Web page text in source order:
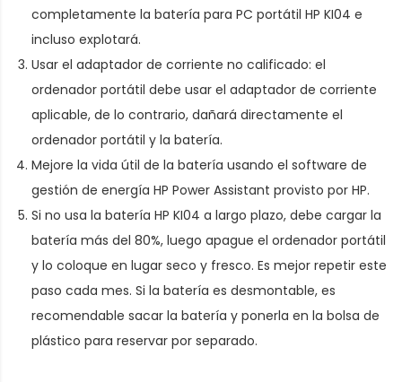
completamente la batería para PC portátil HP KI04 e
incluso explotará.
Usar el adaptador de corriente no calificado: el
ordenador portátil debe usar el adaptador de corriente
aplicable, de lo contrario, dañará directamente el
ordenador portátil y la batería.
Mejore la vida útil de la batería usando el software de
gestión de energía HP Power Assistant provisto por HP.
Si no usa la batería HP KI04 a largo plazo, debe cargar la
batería más del 80%, luego apague el ordenador portátil
y lo coloque en lugar seco y fresco. Es mejor repetir este
paso cada mes. Si la batería es desmontable, es
recomendable sacar la batería y ponerla en la bolsa de
plástico para reservar por separado.